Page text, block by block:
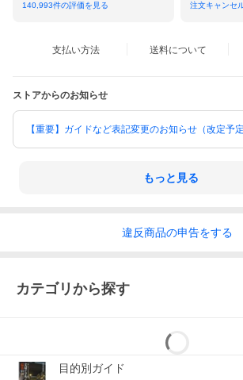
140,993件の評価を見る 注文キャンセ
支払い方法 送料について
ストアからのお知らせ
【重要】ガイドなど表記変更のお知らせ（改定予
もっと見る
違反商品の申告をする
カテゴリから探す
目的別ガイド